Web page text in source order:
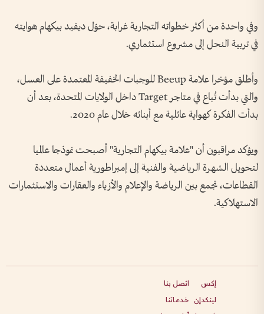
وفي واحدة من أكثر خطواته التجارية غرابة، حوّل ديفيد بيكهام هوايته
في تربية النحل إلى مشروع استثماري.
وأطلق مؤخرا علامة Beeup للوجبات الخفيفة المعتمدة على العسل،
والتي بدأت تُباع في متاجر Target داخل الولايات المتحدة، بعد أن
بدأت الفكرة كهواية عائلية مع أبنائه خلال عام 2020.
ويؤكد مراقبون أن "علامة بيكهام التجارية" أصبحت نموذجا عالميا
لتحويل الشهرة الرياضية والفنية إلى إمبراطورية أعمال متعددة
القطاعات، تجمع بين الرياضة والإعلام والأزياء والعقارات والاستثمارات
الاستهلاكية.
إكس
لينكدإن
اتصل بنا
خدماتنا